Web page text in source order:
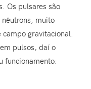
Os pulsares são
muito
gravitacional.
pulsos, daí o
funcionamento: